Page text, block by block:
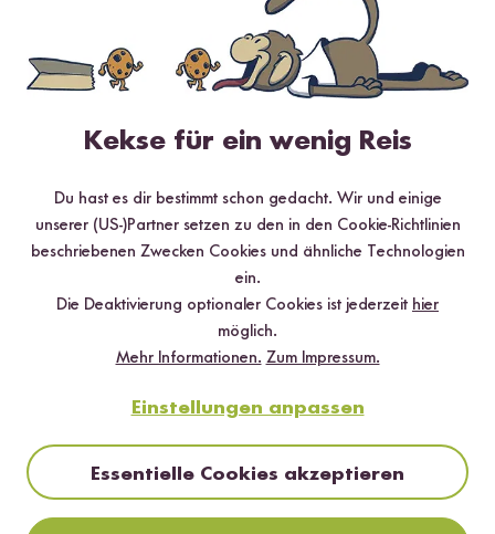
Digitales Rezeptbuch per E-Mail
✔️ 25 leckere Rezepte aus unseren bunten Kochwelten
✔️ Von Sushi über Curry bis hin zu Desserts
✔️ Inklusive Tipps & Tricks für die Zubereitung
Jetzt sichern
*Das Digitale Rezeptbuch wird dir nach vollständiger Anmeldung zum Newsletter
per E-Mail zugeschickt.
Kekse für ein wenig Reis
Du hast es dir bestimmt schon gedacht. Wir und einige
unserer (US-)Partner setzen zu den in den Cookie-Richtlinien
beschriebenen Zwecken Cookies und ähnliche Technologien
ein.
Die Deaktivierung optionaler Cookies ist jederzeit hier
möglich.
Mehr Informationen. Zum Impressum.
Einstellungen anpassen
Essentielle Cookies akzeptieren